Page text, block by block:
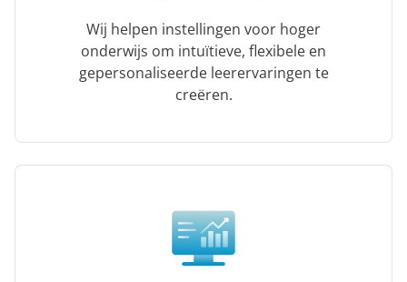
Wij helpen instellingen voor hoger
onderwijs om intuïtieve, flexibele en
gepersonaliseerde leerervaringen te
creëren.